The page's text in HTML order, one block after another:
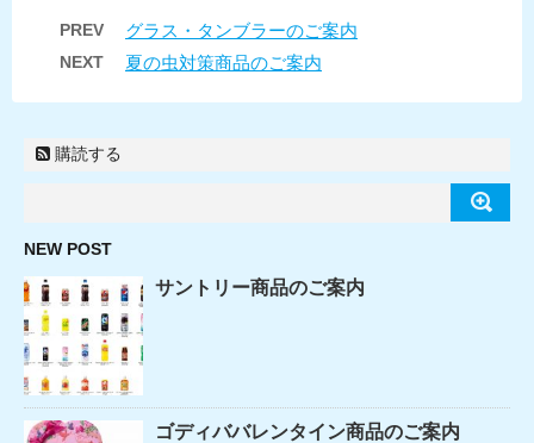
PREV グラス・タンブラーのご案内
NEXT 夏の虫対策商品のご案内
購読する
NEW POST
サントリー商品のご案内
ゴディババレンタイン商品のご案内